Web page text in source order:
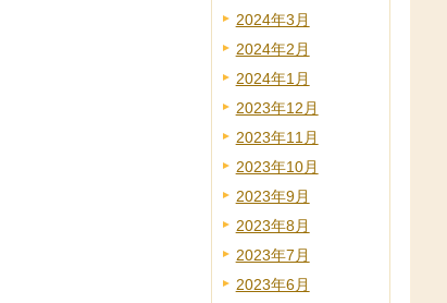
2024年3月
2024年2月
2024年1月
2023年12月
2023年11月
2023年10月
2023年9月
2023年8月
2023年7月
2023年6月